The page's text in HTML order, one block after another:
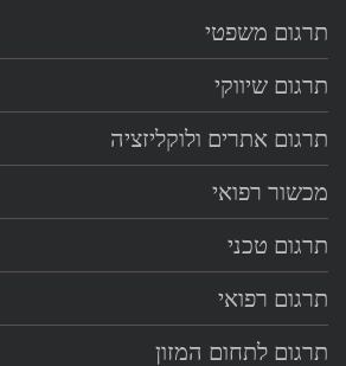
תרגום משפטי
תרגום שיווקי
תרגום אתרים ולוקליזציה
מכשור רפואי
תרגום טכני
תרגום רפואי
תרגום לתחום המזון